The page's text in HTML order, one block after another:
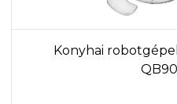
Konyhai